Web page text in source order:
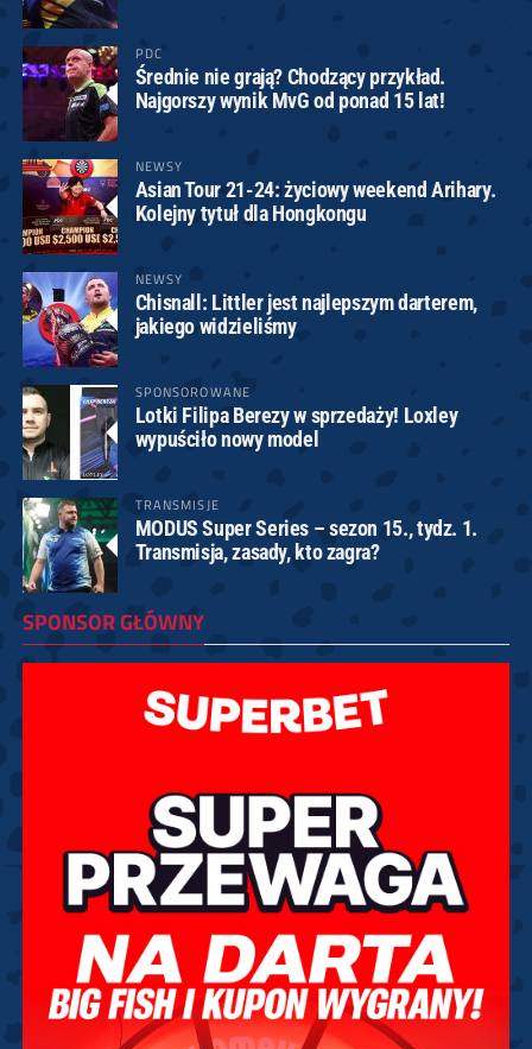
PDC
Średnie nie grają? Chodzący przykład.
Najgorszy wynik MvG od ponad 15 lat!
NEWSY
Asian Tour 21-24: życiowy weekend Arihary.
Kolejny tytuł dla Hongkongu
NEWSY
Chisnall: Littler jest najlepszym darterem,
jakiego widzieliśmy
SPONSOROWANE
Lotki Filipa Berezy w sprzedaży! Loxley
wypuściło nowy model
TRANSMISJE
MODUS Super Series – sezon 15., tydz. 1.
Transmisja, zasady, kto zagra?
SPONSOR GŁÓWNY